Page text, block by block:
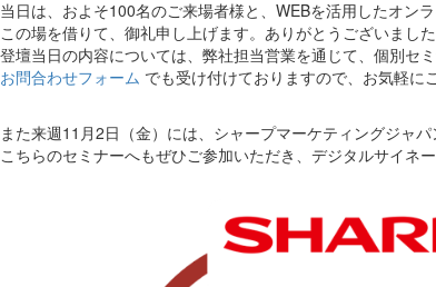
当日は、およそ100名のご来場者様と、WEBを活用したオン
この場を借りて、御礼申し上げます。ありがとうございました
登壇当日の内容については、弊社担当営業を通じて、個別セ
お問合わせフォーム でも受け付けておりますので、お気軽に
また来週11月2日（金）には、シャープマーケティングジャ
こちらのセミナーへもぜひご参加いただき、デジタルサイネ